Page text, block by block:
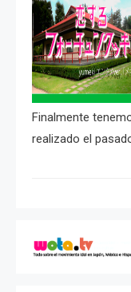
Finalmente
realizado el